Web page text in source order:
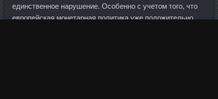
единственное нарушение. Особенно с учетом того, что
европейская монетарная политика уже положительно